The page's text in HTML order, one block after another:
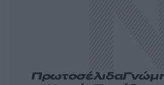
Πρωτοσέλιδα